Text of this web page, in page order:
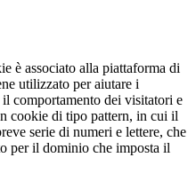
è associato alla piattaforma di
utilizzato per aiutare i
comportamento dei visitatori e
cookie di tipo pattern, in cui il
serie di numeri e lettere, che
per il dominio che imposta il